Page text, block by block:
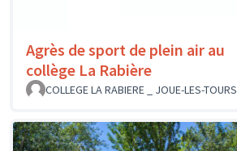
Agrès de sport de plein air au
collège La Rabière
COLLEGE LA RABIERE _ JOUE-LES-TOURS